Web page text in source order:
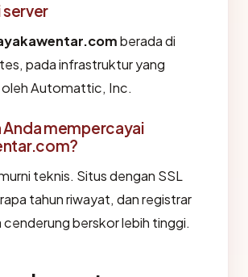
server
berada di
pada infrastruktur yang
oleh Automattic, Inc.
Anda mempercayai
teknis. Situs dengan SSL
tahun riwayat, dan registrar
berskor lebih tinggi.